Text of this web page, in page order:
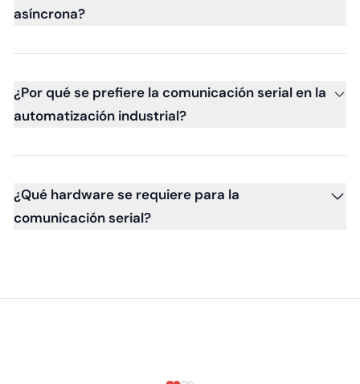
asíncrona?
¿Por qué se prefiere la comunicación serial en la
automatización industrial?
¿Qué hardware se requiere para la
comunicación serial?